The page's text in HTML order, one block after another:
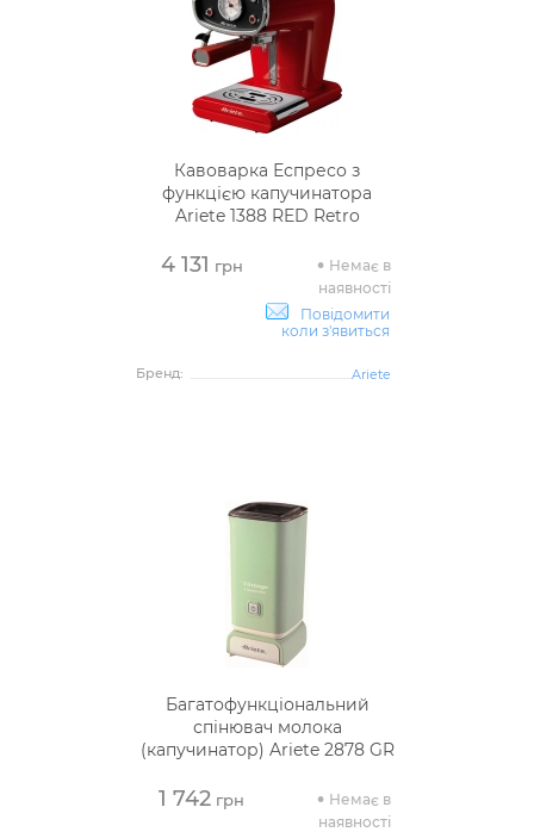
Кавоварка Еспресо з
функцією капучинатора
Ariete 1388 RED Retro
4 131 грн
Немає в
наявності
Повідомити
коли з'явиться
Бренд: Ariete
Багатофункціональний
спінювач молока
(капучинатор) Ariete 2878 GR
1 742 грн
Немає в
наявності